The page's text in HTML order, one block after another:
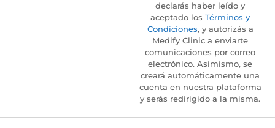
declarás haber leído y
aceptado los Términos y
Condiciones, y autorizás a
Medify Clinic a enviarte
comunicaciones por correo
electrónico. Asimismo, se
creará automáticamente una
cuenta en nuestra plataforma
y serás redirigido a la misma.